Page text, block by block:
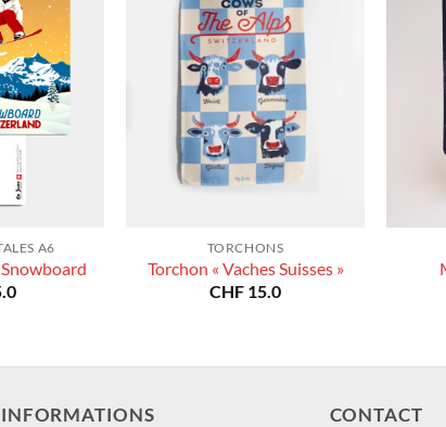
A6 TORCHONS
Torchon « Vaches Suisses »
CHF 15.0
INFORMATIONS CONTACT